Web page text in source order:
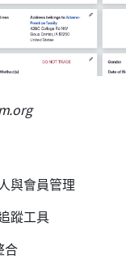
與會員管理
蹤工具
合